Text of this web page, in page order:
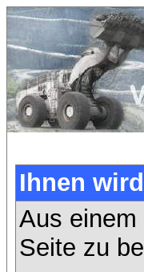
Ihnen
Aus
Seite zu